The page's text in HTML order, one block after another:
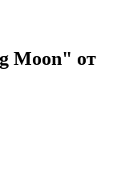
Moon" от